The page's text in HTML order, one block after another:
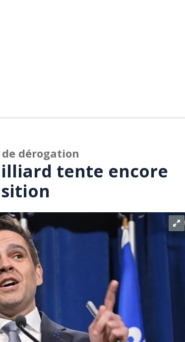
dérogation
tente encore